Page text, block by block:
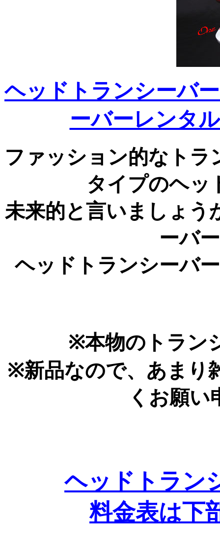
ヘッドトランシーバ
ーバーレンタ
ファッション的なトラ
タイプのヘッ
未来的と言いましょう
ーバ
ヘッドトランシーバ
※本物のトラン
※新品なので、あまり
くお願い
ヘッドトラン
料金表は下